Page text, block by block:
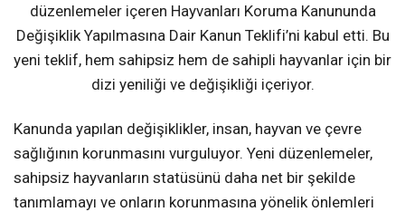
düzenlemeler içeren Hayvanları Koruma Kanununda
Değişiklik Yapılmasına Dair Kanun Teklifi’ni kabul etti. Bu
yeni teklif, hem sahipsiz hem de sahipli hayvanlar için bir
dizi yeniliği ve değişikliği içeriyor.
Kanunda yapılan değişiklikler, insan, hayvan ve çevre
sağlığının korunmasını vurguluyor. Yeni düzenlemeler,
sahipsiz hayvanların statüsünü daha net bir şekilde
tanımlamayı ve onların korunmasına yönelik önlemleri